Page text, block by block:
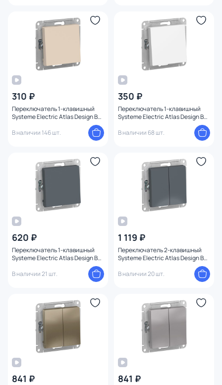
310 ₽
Переключатель 1-клавишный
Systeme Electric Atlas Design BD-
В наличии 146 шт.
350 ₽
Переключатель 1-клавишный
Systeme Electric Atlas Design BD-
В наличии 68 шт.
620 ₽
Переключатель 1-клавишный
Systeme Electric Atlas Design BD-
В наличии 21 шт.
1 119 ₽
Переключатель 2-клавишный
Systeme Electric Atlas Design BD-
В наличии 20 шт.
841 ₽ 841 ₽